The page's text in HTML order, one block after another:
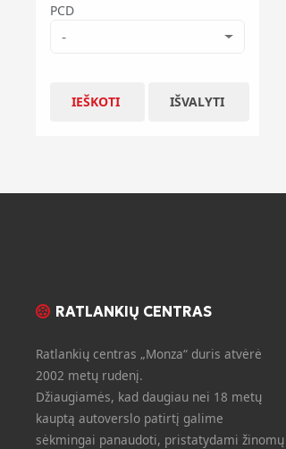
PCD
-
IEŠKOTI IŠVALYTI
RATLANKIŲ CENTRAS
Ratlankių centras „Monza“ duris atvėrė
2002 metų rudenį.
Džiaugiamės, kad daugiau nei 18 metų
kauptą autoverslo patirtį galime
sėkmingai panaudoti, pristatydami žinomų